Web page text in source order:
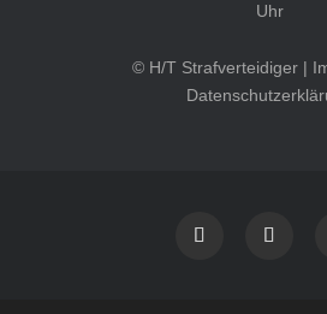
Uhr
© H/T Strafverteidiger |